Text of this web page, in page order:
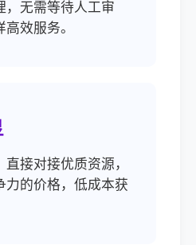
，无需等待人工审
效服务。
接对接优质资源，
力的价格，低成本获